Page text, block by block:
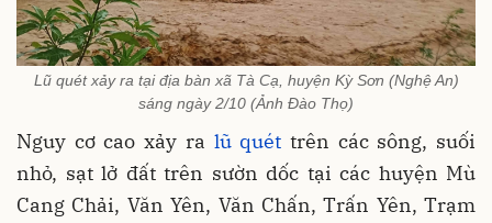
Lũ quét xảy ra tại địa bàn xã Tà Cạ, huyện Kỳ Sơn (Nghệ An)
sáng ngày 2/10 (Ảnh Đào Thọ)
Nguy cơ cao xảy ra lũ quét trên các sông, suối
nhỏ, sạt lở đất trên sườn dốc tại các huyện Mù
Cang Chải, Văn Yên, Văn Chấn, Trấn Yên, Trạm